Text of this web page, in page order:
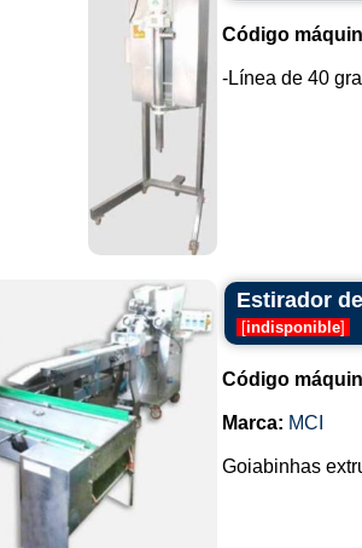
Código
-Línea de 40
Estirador
[indisponible]
Código
Marca: MCI
Goiabinhas